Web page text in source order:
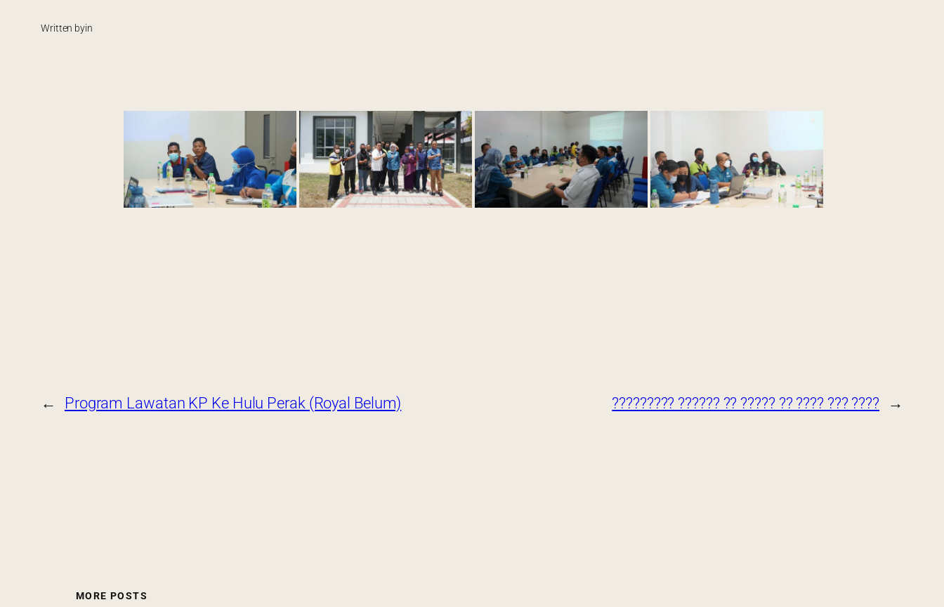
Written byin
← Program Lawatan KP Ke Hulu Perak (Royal Belum) ????????? ?????? ?? ????? ?? ???? ??? ???? →
MORE POSTS